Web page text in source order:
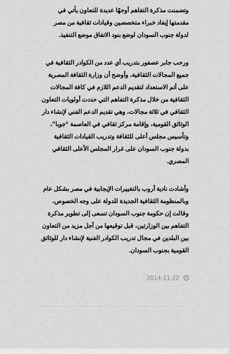
وتضمنت مذكرة التفاهم أوجهًا عديدة للتعاون يأتي في
مقدمتها إيفاد خبراء متخصصين وقيادات ثقافية من مصر
لدولة جنوب السودان لوضع بنود الاتفاق موضع التنفيذ.
ورحب جابر عصفور بتدريب أي عدد من الكوادر الثقافية في
جميع المجالات الثقافية، وأوضح أن وزارة الثقافة المصرية
على أتم الاستعداد لتقديم الدعم اللازم في كافة المجالات
الثقافية من خلال مذكرة التفاهم التي حددت أولويات التعاون
الثقافي في ثلاثة مجالات، وهي تقديم الدعم الفني لإنشاء دار
الوثائق القومية، وإقامة مركز ثقافي في العاصمة “جوبا”،
وتأسيس مجلس أعلى للثقافة وتدريب القيادات الثقافية
بدولة جنوب السودان على غرار المجلس الأعلى الثقافي
المصري.
وأشادت نادية أروب بالتغييرات الإيجابية في مصر بشكل عام
وبالمنظومة الثقافية الجديدة للدولة على وجه الخصوص،
وقالت إن حكومة جنوب السودان تسعى إلى تطوير مذكرة
التفاهم بين الوزارتين، قبل توقيعها من أجل مزيد من التعاون
بين البلدين في مجال تدريب الكوادر الفنية لإنشاء دار للوثائق
القومية بجنوب السودان.
2014-11-22